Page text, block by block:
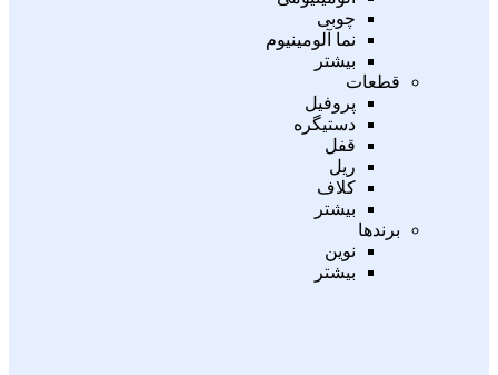
چوبی
نما آلومینیوم
بیشتر
قطعات
پروفیل
دستیگره
قفل
ریل
کلاف
بیشتر
برندها
نوین
بیشتر